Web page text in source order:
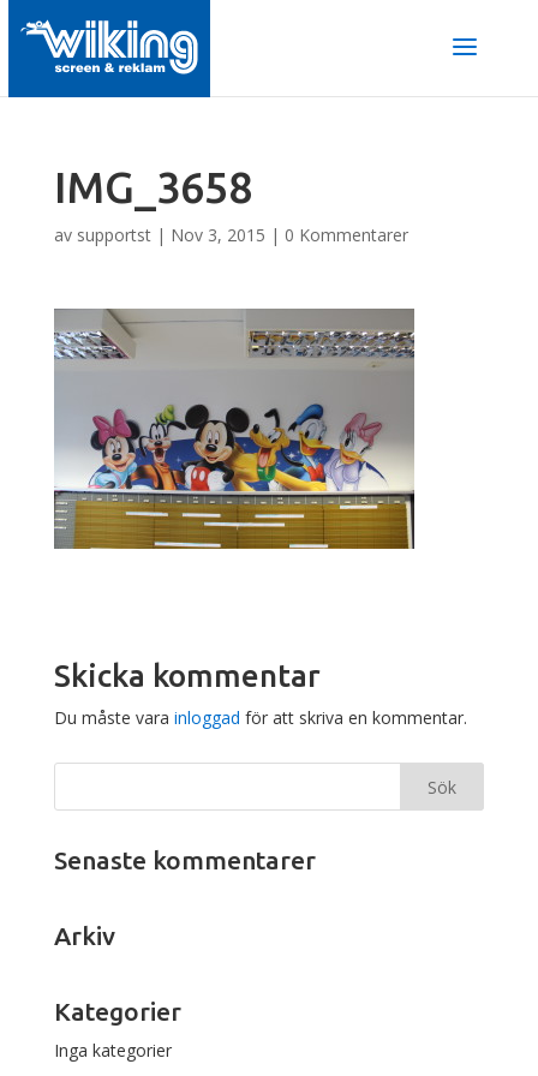
IMG_3658
av supportst| Nov 3, 2015 | 0 Kommentarer
Skicka kommentar
Du måste vara inloggad för att skriva en kommentar.
Senaste kommentarer
Arkiv
Kategorier
Inga kategorier